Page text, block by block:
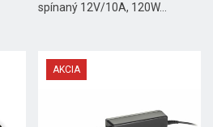
spínaný 12V/10A, 120W...
AKCIA